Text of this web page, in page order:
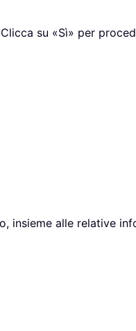
su «Sì» per
insieme alle relative